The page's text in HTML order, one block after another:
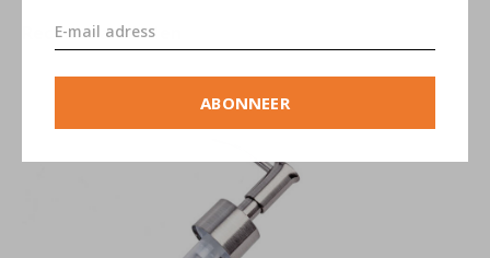
ABONNEER
Recente artikelen